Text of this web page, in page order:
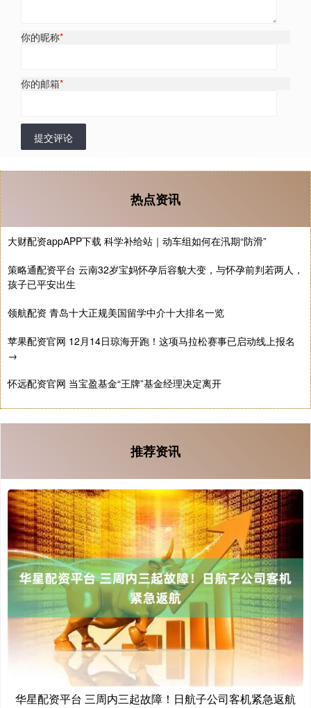
你的昵称*
你的邮箱*
提交评论
热点资讯
大财配资appAPP下载 科学补给站｜动车组如何在汛期“防滑”
策略通配资平台 云南32岁宝妈怀孕后容貌大变，与怀孕前判若两人，
孩子已平安出生
领航配资 青岛十大正规美国留学中介十大排名一览
苹果配资官网 12月14日琼海开跑！这项马拉松赛事已启动线上报名
→
怀远配资官网 当宝盈基金“王牌”基金经理决定离开
推荐资讯
华星配资平台 三周内三起故障！日航子公司客机紧急返航